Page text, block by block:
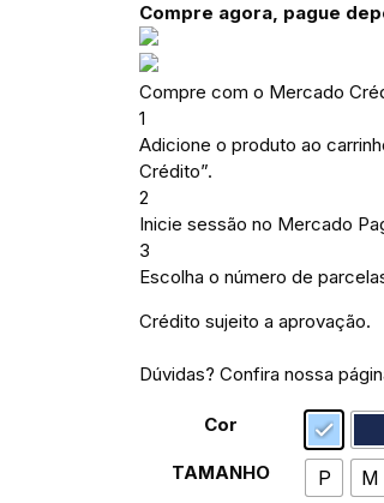
Compre agora, pague
Compre com o Mercado
1
Adicione o produto ao
Crédito”.
2
Inicie sessão no Mercado
3
Escolha o número de
Crédito sujeito a aprovação.
Dúvidas? Confira nossa
Cor
TAMANHO P M